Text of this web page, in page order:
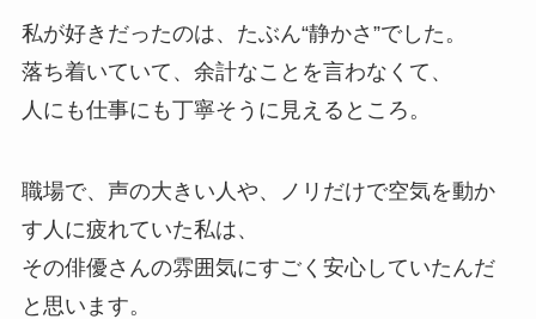
私が好きだったのは、たぶん“静かさ”でした。
落ち着いていて、余計なことを言わなくて、
人にも仕事にも丁寧そうに見えるところ。
職場で、声の大きい人や、ノリだけで空気を動か
す人に疲れていた私は、
その俳優さんの雰囲気にすごく安心していたんだ
と思います。